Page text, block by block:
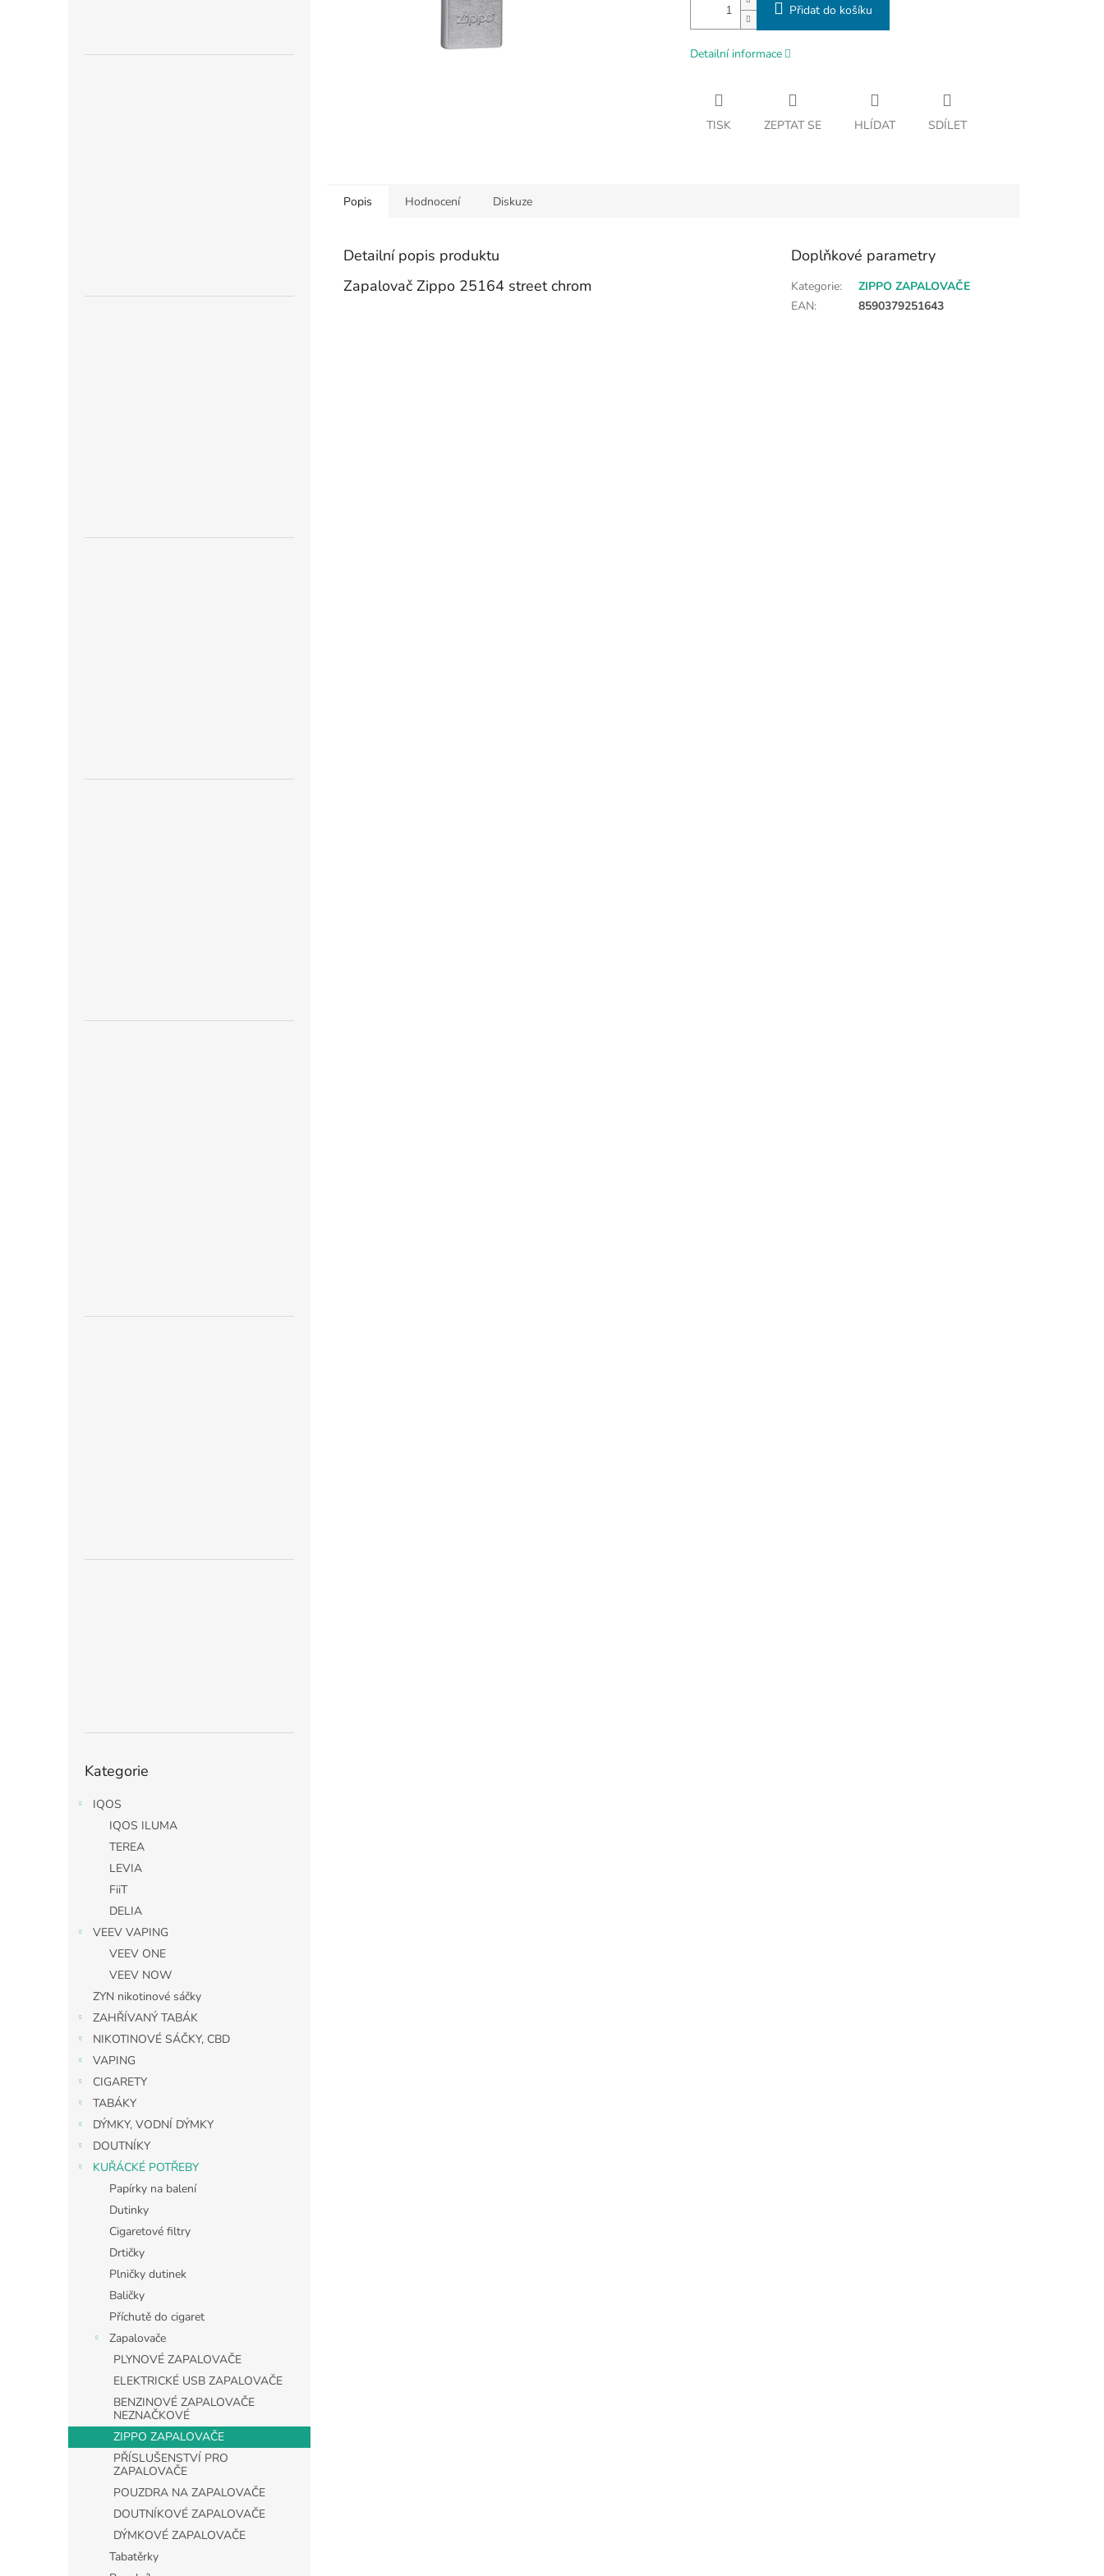
kategorie
Kategorie
IQOS
IQOS ILUMA
TEREA
LEVIA
FiiT
DELIA
VEEV VAPING
VEEV ONE
VEEV NOW
ZYN nikotinové sáčky
ZAHŘÍVANÝ TABÁK
NIKOTINOVÉ SÁČKY, CBD
VAPING
CIGARETY
TABÁKY
DÝMKY, VODNÍ DÝMKY
DOUTNÍKY
KUŘÁCKÉ POTŘEBY
Papírky na balení
Dutinky
Cigaretové filtry
Drtičky
Plničky dutinek
Baličky
Příchutě do cigaret
Zapalovače
PLYNOVÉ ZAPALOVAČE
ELEKTRICKÉ USB ZAPALOVAČE
BENZINOVÉ ZAPALOVAČE
NEZNAČKOVÉ
ZIPPO ZAPALOVAČE
PŘÍSLUŠENSTVÍ PRO
ZAPALOVAČE
POUZDRA NA ZAPALOVAČE
DOUTNÍKOVÉ ZAPALOVAČE
DÝMKOVÉ ZAPALOVAČE
Tabatěrky
Přidat do košíku
Detailní informace
TISK ZEPTAT SE HLÍDAT SDÍLET
Popis Hodnocení Diskuze
Detailní popis produktu
Zapalovač Zippo 25164 street chrom
Doplňkové parametry
Kategorie:
ZIPPO ZAPALOVAČE
EAN: 8590379251643